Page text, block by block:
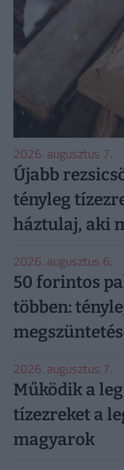
2026. augusztus 7.
Újabb
tényleg
háztulaj, aki
2026. augusztus 6.
50 forintos
többen:
2026. augusztus 7.
Működik a
tízezreket a
magyarok